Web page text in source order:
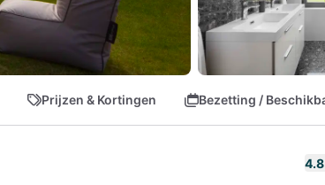
Prijzen & Kortingen Bezetting /
4.8